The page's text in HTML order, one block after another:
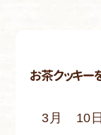
お茶クッキー
3月 10日